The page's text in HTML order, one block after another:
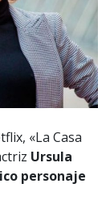
«La Casa
Ursula
personaje